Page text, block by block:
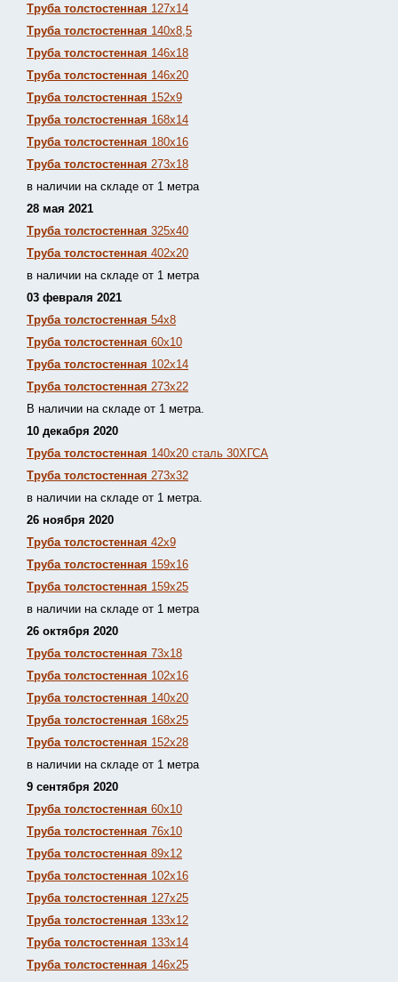
Труба толстостенная 127х14
Труба толстостенная 140х8,5
Труба толстостенная 146х18
Труба толстостенная 146х20
Труба толстостенная 152х9
Труба толстостенная 168х14
Труба толстостенная 180х16
Труба толстостенная 273х18
в наличии на складе от 1 метра
28 мая 2021
Труба толстостенная 325х40
Труба толстостенная 402х20
в наличии на складе от 1 метра
03 февраля 2021
Труба толстостенная 54х8
Труба толстостенная 60х10
Труба толстостенная 102х14
Труба толстостенная 273х22
В наличии на складе от 1 метра.
10 декабря 2020
Труба толстостенная 140х20 сталь 30ХГСА
Труба толстостенная 273х32
в наличии на складе от 1 метра.
26 ноября 2020
Труба толстостенная 42х9
Труба толстостенная 159х16
Труба толстостенная 159х25
в наличии на складе от 1 метра
26 октября 2020
Труба толстостенная 73х18
Труба толстостенная 102х16
Труба толстостенная 140х20
Труба толстостенная 168х25
Труба толстостенная 152х28
в наличии на складе от 1 метра
9 сентября 2020
Труба толстостенная 60х10
Труба толстостенная 76х10
Труба толстостенная 89х12
Труба толстостенная 102х16
Труба толстостенная 127х25
Труба толстостенная 133х12
Труба толстостенная 133х14
Труба толстостенная 146х25